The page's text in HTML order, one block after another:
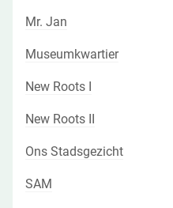
Mr. Jan
Museumkwartier
New Roots I
New Roots II
Ons Stadsgezicht
SAM